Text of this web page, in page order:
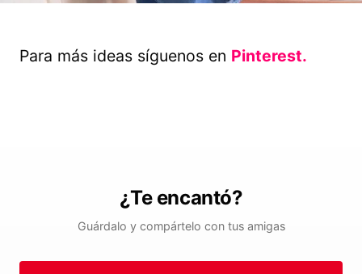
Para más ideas síguenos en Pinterest.
¿Te encantó?
Guárdalo y compártelo con tus amigas